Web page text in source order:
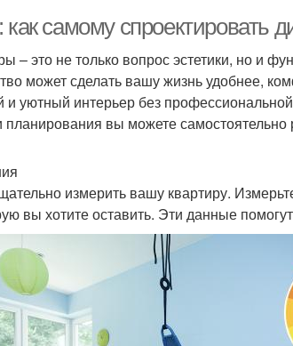
самому спроектировать
– это не только вопрос эстетики, но и
может сделать вашу жизнь удобнее,
и уютный интерьер без
вы можете самостоятельно
измерить вашу квартиру.
вы хотите оставить. Эти данные